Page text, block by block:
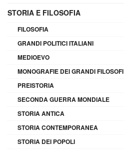
STORIA E FILOSOFIA
FILOSOFIA
GRANDI POLITICI ITALIANI
MEDIOEVO
MONOGRAFIE DEI GRANDI FILOSOFI
PREISTORIA
SECONDA GUERRA MONDIALE
STORIA ANTICA
STORIA CONTEMPORANEA
STORIA DEI POPOLI